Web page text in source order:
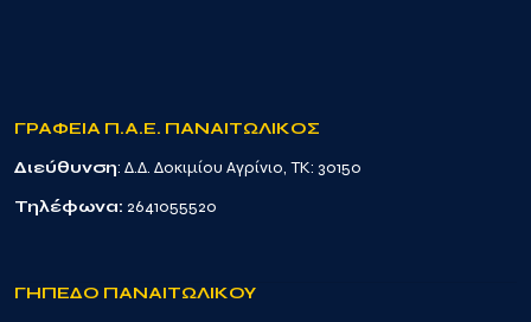
ΓΡΑΦΕΙΑ Π.Α.Ε. ΠΑΝΑΙΤΩΛΙΚΟΣ
Διεύθυνση: Δ.Δ. Δοκιμίου Αγρίνιο, TK: 30150
Τηλέφωνα: 2641055520
ΓΗΠΕΔΟ ΠΑΝΑΙΤΩΛΙΚΟΥ